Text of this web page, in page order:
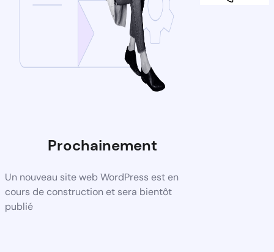
Prochainement
Un nouveau site web WordPress est en
cours de construction et sera bientôt
publié